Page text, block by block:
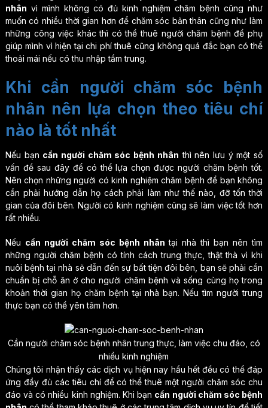
nhân vì mình không có đủ kinh nghiệm chăm bệnh cũng như
muốn có nhiều thời gian hơn để chăm sóc bản thân cũng như làm
những công việc khác thì có thể thuê người chăm bệnh để phụ
giúp mình vì hiện tại chi phí thuê cũng không quá đắc bạn có thể
thoải mái nếu có thu nhập tầm trung.
Khi cần người chăm sóc bệnh
nhân nên lựa chọn theo tiêu chí
nào là tốt nhất
Nếu bạn cần người chăm sóc bệnh nhân thì nên lưu ý một số
vấn đề sau đây để có thể lựa chọn được người chăm bệnh tốt.
Nên chọn những người có kinh nghiệm chăm bệnh để bạn không
cần phải hướng dẫn họ cách phải làm như thế nào, đỡ tốn thời
gian của đôi bên. Người có kinh nghiệm cũng sẽ làm việc tốt hơn
rất nhiều.
Nếu cần người chăm sóc bệnh nhân tại nhà thì bạn nên tìm
những người chăm bệnh có tính cách trung thực, thật thà vì khi
nuôi bệnh tại nhà sẽ dẫn đến sự bất tiện đôi bên, bạn sẽ phải cần
chuẩn bị chỗ ăn ở cho người chăm bệnh và sống cùng họ trong
khoản thời gian họ chăm bệnh tại nhà bạn. Nếu tìm người trung
thực bạn có thể yên tâm hơn.
Cần người chăm sóc bệnh nhân trung thực, làm việc chu đáo, có
nhiều kinh nghiệm
Chúng tôi nhận thấy các dịch vụ hiện nay hầu hết đều có thể đáp
ứng đầy đủ các tiêu chí để có thể thuê một người chăm sóc chu
đáo và có nhiều kinh nghiệm. Khi bạn cần người chăm sóc bệnh